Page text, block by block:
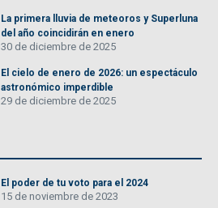
La primera lluvia de meteoros y Superluna
del año coincidirán en enero
30 de diciembre de 2025
El cielo de enero de 2026: un espectáculo
astronómico imperdible
29 de diciembre de 2025
El poder de tu voto para el 2024
15 de noviembre de 2023